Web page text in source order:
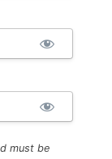
must be